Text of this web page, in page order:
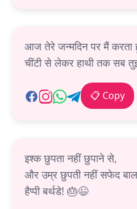
आज तेरे जन्मदिन पर मैं
चींटी से लेकर हाथी तक सब
📋 Copy
इश्क छुपता नहीं छुपाने से,
और उम्र छुपती नहीं सफेद
हैप्पी बर्थडे! 🎂😉